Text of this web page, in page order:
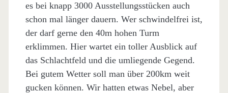
es bei knapp 3000 Ausstellungsstücken auch
schon mal länger dauern. Wer schwindelfrei ist,
der darf gerne den 40m hohen Turm
erklimmen. Hier wartet ein toller Ausblick auf
das Schlachtfeld und die umliegende Gegend.
Bei gutem Wetter soll man über 200km weit
gucken können. Wir hatten etwas Nebel, aber